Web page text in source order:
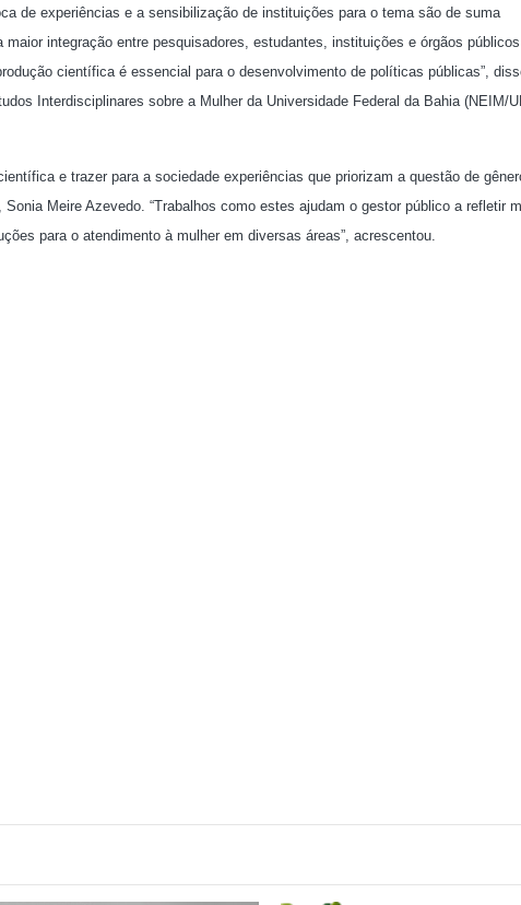
de experiências e a sensibilização de instituições para o tema são de suma
integração entre pesquisadores, estudantes, instituições e órgãos
científica é essencial para o desenvolvimento de políticas públicas”,
Interdisciplinares sobre a Mulher da Universidade Federal da Bahia (NEIM/
e trazer para a sociedade experiências que priorizam a questão de
Meire Azevedo. “Trabalhos como estes ajudam o gestor público a refletir
para o atendimento à mulher em diversas áreas”, acrescentou.